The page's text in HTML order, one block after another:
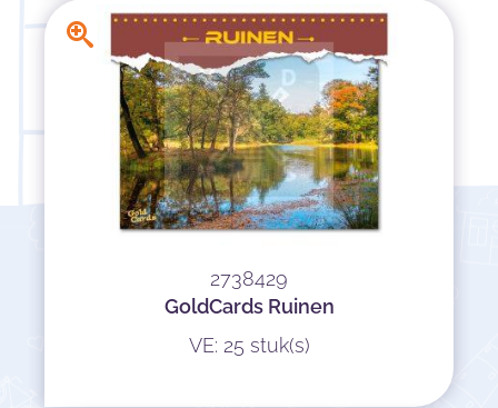
2738429
GoldCards Ruinen
VE: 25 stuk(s)